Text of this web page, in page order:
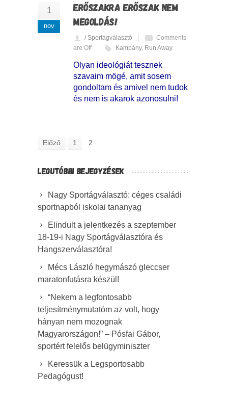
1
nov
ERŐSZAKRA ERŐSZAK NEM
MEGOLDÁS!
/ Sportágválasztó
Comments
are Off
Kampány, Run Away
Olyan ideológiát tesznek
szavaim mögé, amit sosem
gondoltam és amivel nem tudok
és nem is akarok azonosulni!
Előző 1 2
LEGUTÓBBI BEJEGYZÉSEK
Nagy Sportágválasztó: céges családi
sportnapból iskolai tananyag
Elindult a jelentkezés a szeptember
18-19-i Nagy Sportágválasztóra és
Hangszerválasztóra!
Mécs László hegymászó gleccser
maratonfutásra készül!
“Nekem a legfontosabb
teljesítménymutatóm az volt, hogy
hányan nem mozognak
Magyarországon!” – Pósfai Gábor,
sportért felelős belügyminiszter
Keressük a Legsportosabb
Pedagógust!